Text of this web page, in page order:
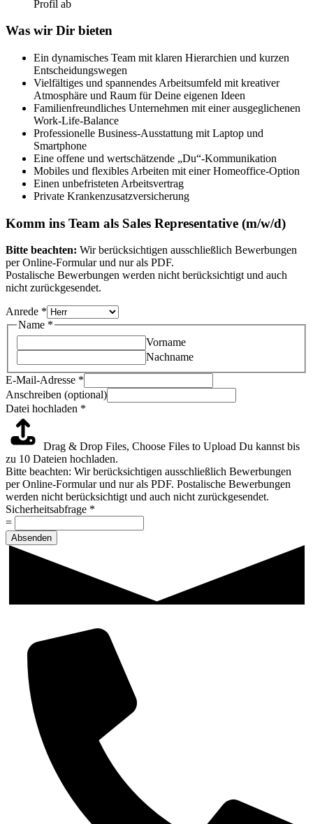
Profil ab
Was wir Dir bieten
Ein dynamisches Team mit klaren Hierarchien und kurzen
Entscheidungswegen
Vielfältiges und spannendes Arbeitsumfeld mit kreativer
Atmosphäre und Raum für Deine eigenen Ideen
Familienfreundliches Unternehmen mit einer ausgeglichenen
Work-Life-Balance
Professionelle Business-Ausstattung mit Laptop und
Smartphone
Eine offene und wertschätzende „Du“-Kommunikation
Mobiles und flexibles Arbeiten mit einer Homeoffice-Option
Einen unbefristeten Arbeitsvertrag
Private Krankenzusatzversicherung
Komm ins Team als Sales Representative (m/w/d)
Bitte beachten: Wir berücksichtigen ausschließlich Bewerbungen
per Online-Formular und nur als PDF.
Postalische Bewerbungen werden nicht berücksichtigt und auch
nicht zurückgesendet.
Anrede *
Name *
Vorname
Nachname
E-Mail-Adresse *
Anschreiben (optional)
Datei hochladen *
Drag & Drop Files, Choose Files to Upload Du kannst bis
zu 10 Dateien hochladen.
Bitte beachten: Wir berücksichtigen ausschließlich Bewerbungen
per Online-Formular und nur als PDF. Postalische Bewerbungen
werden nicht berücksichtigt und auch nicht zurückgesendet.
Sicherheitsabfrage *
=
Absenden